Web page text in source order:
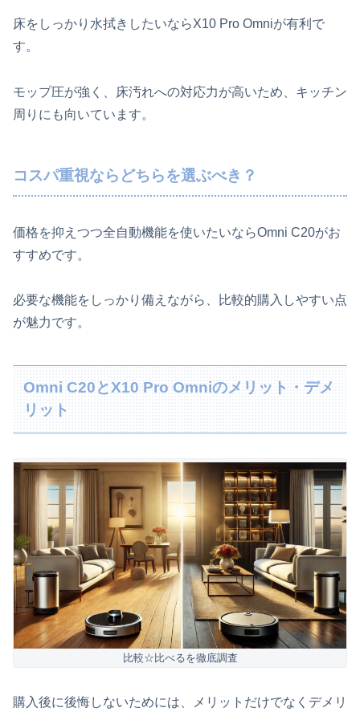
床をしっかり水拭きしたいならX10 Pro Omniが有利で
す。
モップ圧が強く、床汚れへの対応力が高いため、キッチン
周りにも向いています。
コスパ重視ならどちらを選ぶべき？
価格を抑えつつ全自動機能を使いたいならOmni C20がお
すすめです。
必要な機能をしっかり備えながら、比較的購入しやすい点
が魅力です。
Omni C20とX10 Pro Omniのメリット・デメ
リット
比較☆比べるを徹底調査
購入後に後悔しないためには、メリットだけでなくデメリ